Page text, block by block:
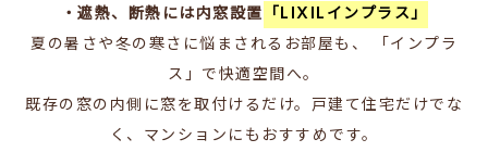
・遮熱、断熱には内窓設置 「LIXILインプラス」
夏の暑さや冬の寒さに悩まされるお部屋も、 「インプラ
ス」で快適空間へ。
既存の窓の内側に窓を取付けるだけ。戸建て住宅だけでな
く、マンションにもおすすめです。